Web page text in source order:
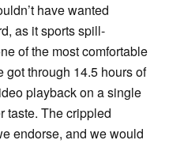
have wanted
as it sports spill-
of the most comfortable
got through 14.5 hours of
playback on a single
taste. The crippled
endorse, and we would